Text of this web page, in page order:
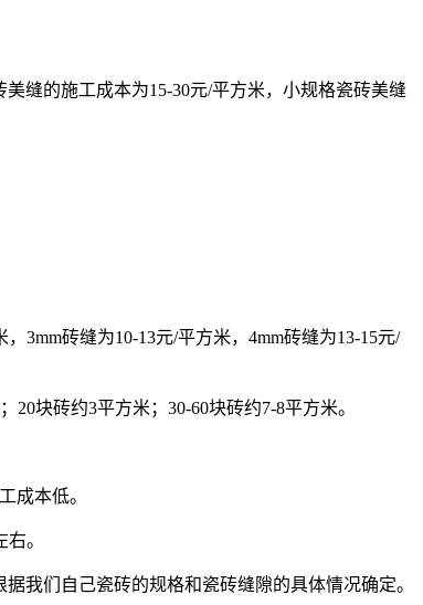
缝的施工成本为15-30元/平方米，小规格瓷砖美缝
3mm砖缝为10-13元/平方米，4mm砖缝为13-15元/
块砖约3平方米；30-60块砖约7-8平方米。
成本低。
。
我们自己瓷砖的规格和瓷砖缝隙的具体情况确定。